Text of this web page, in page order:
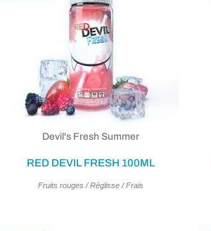
Devil's Fresh Summer
RED DEVIL FRESH 100ML
Fruits rouges / Réglisse / Frais